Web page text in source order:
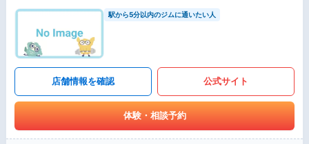
駅から5分以内のジムに通いたい人
店舗情報を確認 公式サイト
体験・相談予約